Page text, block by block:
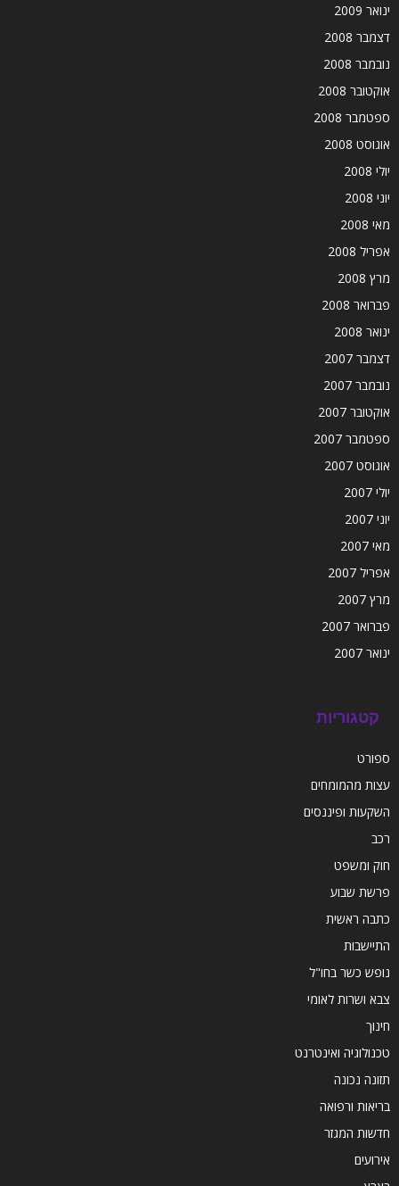
ינואר 2009
דצמבר 2008
נובמבר 2008
אוקטובר 2008
ספטמבר 2008
אוגוסט 2008
יולי 2008
יוני 2008
מאי 2008
אפריל 2008
מרץ 2008
פברואר 2008
ינואר 2008
דצמבר 2007
נובמבר 2007
אוקטובר 2007
ספטמבר 2007
אוגוסט 2007
יולי 2007
יוני 2007
מאי 2007
אפריל 2007
מרץ 2007
פברואר 2007
ינואר 2007
קטגוריות
ספורט
עצות מהמומחים
השקעות ופיננסים
רכב
חוק ומשפט
פרשת שבוע
כתבה ראשית
התיישבות
נופש כשר בחו"ל
צבא ושרות לאומי
חינוך
טכנולוגיה ואינטרנט
תזונה נכונה
בריאות ורפואה
חדשות המגזר
אירועים